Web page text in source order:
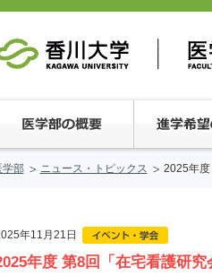
学部 ニュース・トピックス 2025年
年11月21日
年度 第8回「在宅看護研